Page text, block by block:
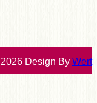
Design By Wert